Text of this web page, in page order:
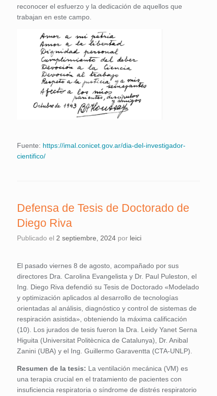
reconocer el esfuerzo y la dedicación de aquellos que
trabajan en este campo.
Fuente: https://imal.conicet.gov.ar/dia-del-investigador-
cientifico/
Defensa de Tesis de Doctorado de
Diego Riva
Publicado el 2 septiembre, 2024 por leici
El pasado viernes 8 de agosto, acompañado por sus
directores Dra. Carolina Evangelista y Dr. Paul Puleston, el
Ing. Diego Riva defendió su Tesis de Doctorado «Modelado
y optimización aplicados al desarrollo de tecnologías
orientadas al análisis, diagnóstico y control de sistemas de
respiración asistida», obteniendo la máxima calificación
(10). Los jurados de tesis fueron la Dra. Leidy Yanet Serna
Higuita (Universitat Politècnica de Catalunya), Dr. Anibal
Zanini (UBA) y el Ing. Guillermo Garaventta (CTA-UNLP).
Resumen de la tesis: La ventilación mecánica (VM) es
una terapia crucial en el tratamiento de pacientes con
insuficiencia respiratoria o síndrome de distrés respiratorio